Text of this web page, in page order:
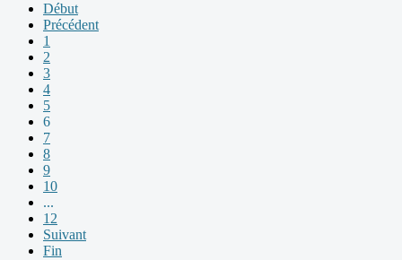
Début
Précédent
1
2
3
4
5
6
7
8
9
10
...
12
Suivant
Fin